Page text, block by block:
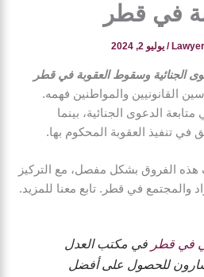
في قطر
/يوليو 2, 2024
الجنائية وسقوط العقوبة في قطر
القانونيين والمواطنين فهمه.
الدعوى الجنائية، بينما
في تنفيذ العقوبة المحكوم بها.
الفروق بشكل مفصل، مع التركيز
والمجتمع في قطر. تابع معنا للمزيد.
في قطر في مكتب العدل
للحصول على أفضل